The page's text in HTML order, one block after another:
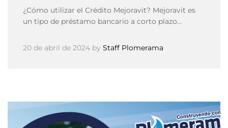
¿Cómo utilizar el Crédito Mejoravit? Mejoravit es
un tipo de préstamo bancario a corto plazo…
20 de abril de 2024 by Staff Plomerama